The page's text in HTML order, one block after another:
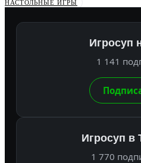
НАСТОЛЬНЫЕ ИГРЫ
Игросуп
1 141
Игросуп в
1 770